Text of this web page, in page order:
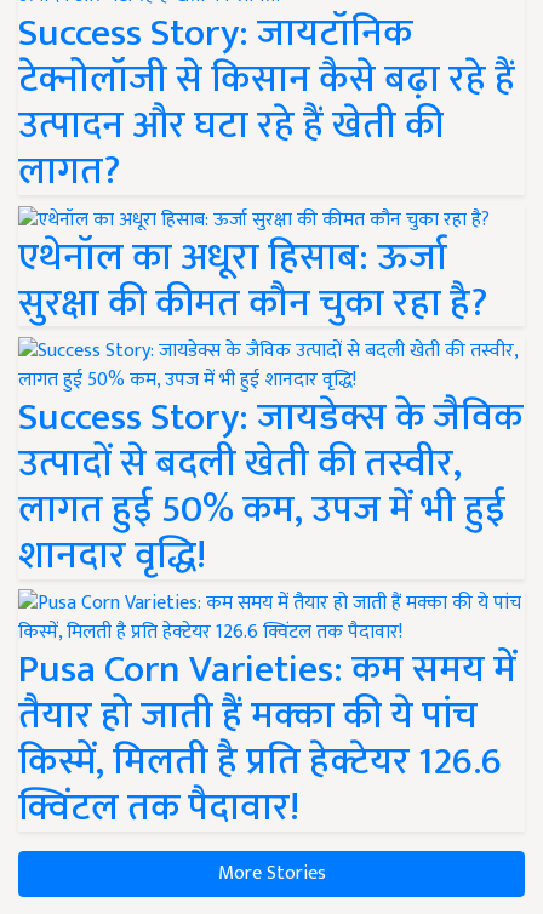
Success Story: जायटॉनिक
टेक्नोलॉजी से किसान कैसे बढ़ा रहे हैं
उत्पादन और घटा रहे हैं खेती की
लागत?
एथेनॉल का अधूरा हिसाब: ऊर्जा
सुरक्षा की कीमत कौन चुका रहा है?
Success Story: जायडेक्स के जैविक
उत्पादों से बदली खेती की तस्वीर,
लागत हुई 50% कम, उपज में भी हुई
शानदार वृद्धि!
Pusa Corn Varieties: कम समय में
तैयार हो जाती हैं मक्का की ये पांच
किस्में, मिलती है प्रति हेक्टेयर 126.6
क्विंटल तक पैदावार!
More Stories